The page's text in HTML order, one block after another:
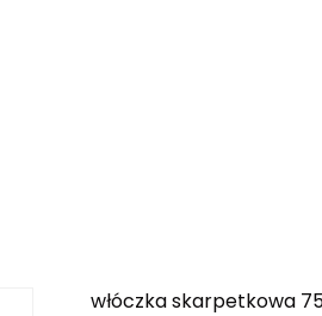
włóczka skarpetkowa